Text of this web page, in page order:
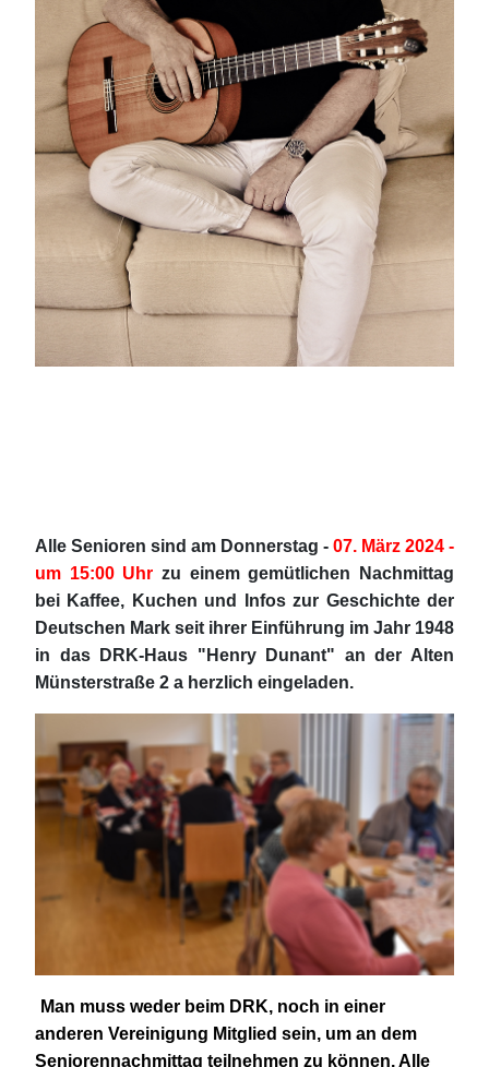
Alle Senioren sind am Donnerstag - 07. März 2024 -
um 15:00 Uhr zu einem gemütlichen Nachmittag
bei Kaffee, Kuchen und Infos zur Geschichte der
Deutschen Mark seit ihrer Einführung im Jahr 1948
in das DRK-Haus "Henry Dunant" an der Alten
Münsterstraße 2 a herzlich eingeladen.
Man muss weder beim DRK, noch in einer
anderen Vereinigung Mitglied sein, um an dem
Seniorennachmittag teilnehmen zu können. Alle